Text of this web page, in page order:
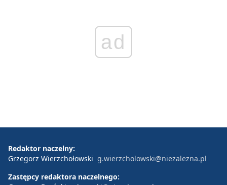
ad
Redaktor naczelny:
Grzegorz Wierzchołowski g.wierzcholowski@niezalezna.pl
Zastępcy redaktora naczelnego: